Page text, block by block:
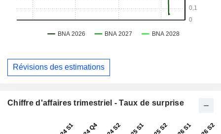
Révisions des estimations
Chiffre d'affaires trimestriel - Taux de surprise